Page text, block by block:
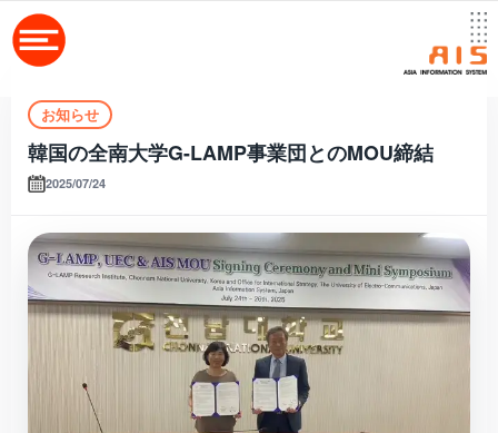
お知らせ
韓国の全南大学G-LAMP事業団とのMOU締結
2025/07/24